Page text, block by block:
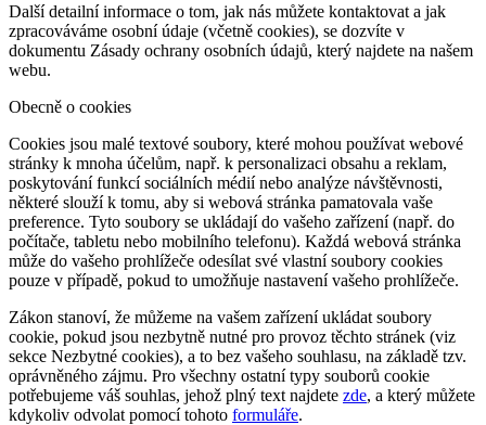
Další detailní informace o tom, jak nás můžete kontaktovat a jak
zpracováváme osobní údaje (včetně cookies), se dozvíte v
dokumentu Zásady ochrany osobních údajů, který najdete na našem
webu.
Obecně o cookies
Cookies jsou malé textové soubory, které mohou používat webové
stránky k mnoha účelům, např. k personalizaci obsahu a reklam,
poskytování funkcí sociálních médií nebo analýze návštěvnosti,
některé slouží k tomu, aby si webová stránka pamatovala vaše
preference. Tyto soubory se ukládají do vašeho zařízení (např. do
počítače, tabletu nebo mobilního telefonu). Každá webová stránka
může do vašeho prohlížeče odesílat své vlastní soubory cookies
pouze v případě, pokud to umožňuje nastavení vašeho prohlížeče.
Zákon stanoví, že můžeme na vašem zařízení ukládat soubory
cookie, pokud jsou nezbytně nutné pro provoz těchto stránek (viz
sekce Nezbytné cookies), a to bez vašeho souhlasu, na základě tzv.
oprávněného zájmu. Pro všechny ostatní typy souborů cookie
potřebujeme váš souhlas, jehož plný text najdete zde, a který můžete
kdykoliv odvolat pomocí tohoto formuláře.